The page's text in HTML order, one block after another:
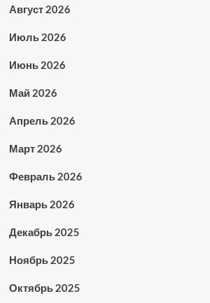
Август 2026
Июль 2026
Июнь 2026
Май 2026
Апрель 2026
Март 2026
Февраль 2026
Январь 2026
Декабрь 2025
Ноябрь 2025
Октябрь 2025